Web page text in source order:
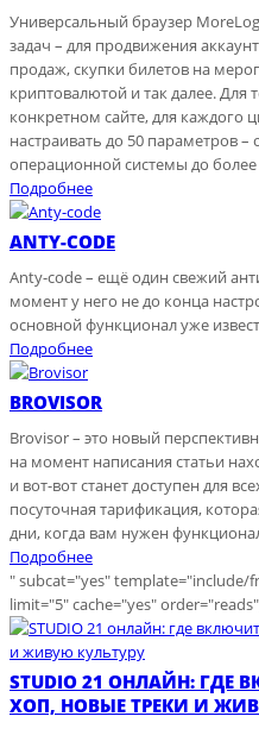
Универсальный браузер
задач – для продвижения
продаж, скупки билетов на
криптовалютой и так далее.
конкретном сайте, для каждого
настраивать до 50 параметров
операционной системы до более
Подробнее
ANTY-CODE
Anty-code – ещё один свежий
момент у него не до конца
основной функционал уже
Подробнее
BROVISOR
Brovisor – это новый
на момент написания статьи
и вот-вот станет доступен для
посуточная тарификация,
дни, когда вам нужен
Подробнее
" subcat="yes" template="include/
limit="5" cache="yes"
STUDIO 21 ОНЛАЙН:
ХОП, НОВЫЕ ТРЕКИ И